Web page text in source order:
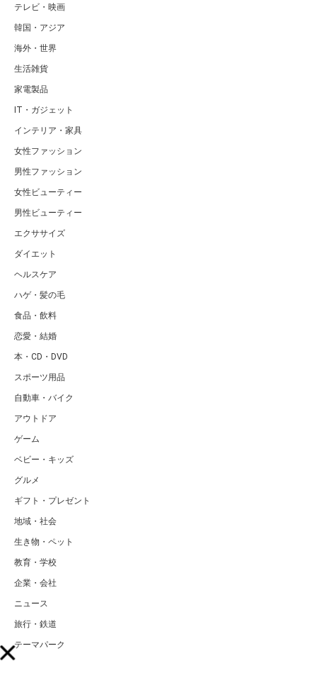
テレビ・映画
韓国・アジア
海外・世界
生活雑貨
家電製品
IT・ガジェット
インテリア・家具
女性ファッション
男性ファッション
女性ビューティー
男性ビューティー
エクササイズ
ダイエット
ヘルスケア
ハゲ・髪の毛
食品・飲料
恋愛・結婚
本・CD・DVD
スポーツ用品
自動車・バイク
アウトドア
ゲーム
ベビー・キッズ
グルメ
ギフト・プレゼント
地域・社会
生き物・ペット
教育・学校
企業・会社
ニュース
旅行・鉄道
テーマパーク